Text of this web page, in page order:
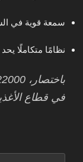
سمعة قوية في
نظامًا متكاملًا
في قطاع